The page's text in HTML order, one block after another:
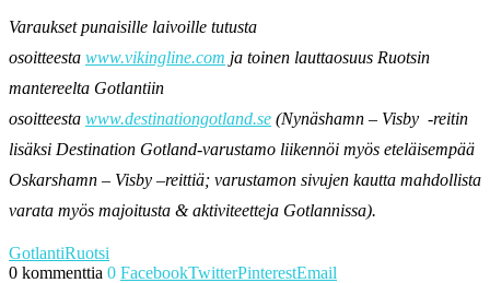
Varaukset punaisille laivoille tutusta
osoitteesta www.vikingline.com ja toinen lauttaosuus Ruotsin
mantereelta Gotlantiin
osoitteesta www.destinationgotland.se (Nynäshamn – Visby -reitin
lisäksi Destination Gotland-varustamo liikennöi myös eteläisempää
Oskarshamn – Visby –reittiä; varustamon sivujen kautta mahdollista
varata myös majoitusta & aktiviteetteja Gotlannissa).
GotlantiRuotsi
0 kommenttia 0 FacebookTwitterPinterestEmail